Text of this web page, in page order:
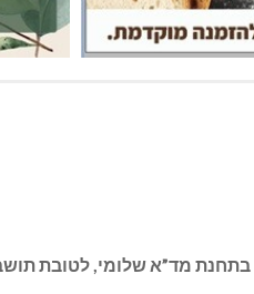
שלומי, לטובת תושבי